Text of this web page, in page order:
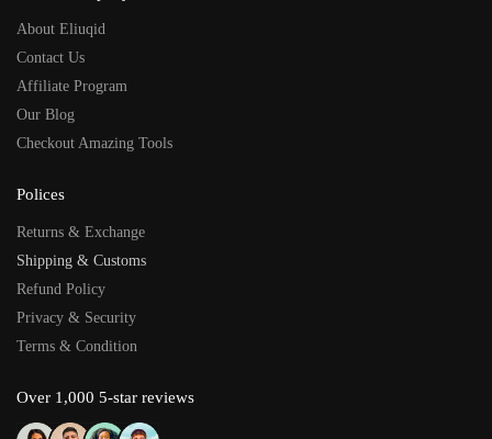
About Eliuqid
Contact Us
Affiliate Program
Our Blog
Checkout Amazing Tools
Polices
Returns & Exchange
Shipping & Customs
Refund Policy
Privacy & Security
Terms & Condition
Over 1,000 5-star reviews